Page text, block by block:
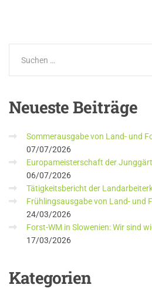
NeuesteBeiträge
Sommerausgabe von Land- und
07/07/2026
Europameisterschaft der
06/07/2026
Tätigkeitsbericht der
Frühlingsausgabe von Land- und
24/03/2026
Forst-WM in Slowenien: Wir sind
17/03/2026
Kategorien